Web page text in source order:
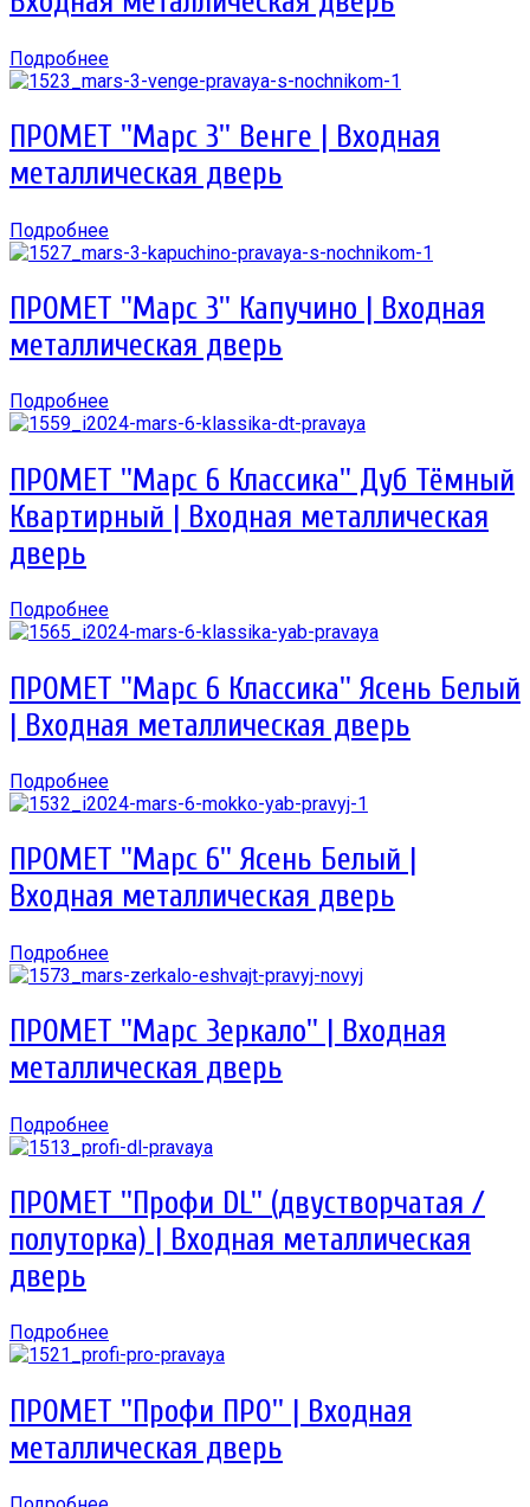
Подробнее
ПРОМЕТ ''Марс 3'' Венге | Входная
металлическая дверь
Подробнее
ПРОМЕТ ''Марс 3'' Капучино | Входная
металлическая дверь
Подробнее
ПРОМЕТ ''Марс 6 Классика'' Дуб Тёмный
Квартирный | Входная металлическая
дверь
Подробнее
ПРОМЕТ ''Марс 6 Классика'' Ясень Белый
| Входная металлическая дверь
Подробнее
ПРОМЕТ ''Марс 6'' Ясень Белый |
Входная металлическая дверь
Подробнее
ПРОМЕТ ''Марс Зеркало'' | Входная
металлическая дверь
Подробнее
ПРОМЕТ ''Профи DL'' (двустворчатая /
полуторка) | Входная металлическая
дверь
Подробнее
ПРОМЕТ ''Профи ПРО'' | Входная
металлическая дверь